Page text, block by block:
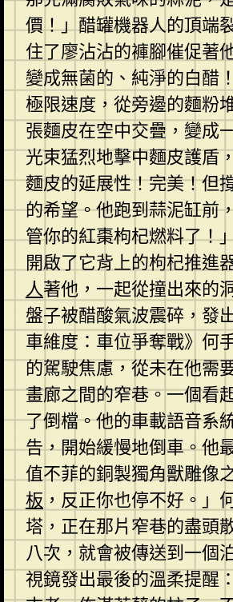
價！」醋罐機器人的頂端
住了廖沾沾的褲腳催促著
變成無菌的、純淨的白醋
極限速度，從旁邊的麵粉
張麵皮在空中交疊，變成
光束猛烈地擊中麵皮護盾
麵皮的延展性！完美！但
的希望。他跑到蒜泥缸前
管你的紅棗枸杞燃料了！
開啟了它背上的枸杞推進
人著他，一起從撞出來的
盤子被醋酸氣波震碎，發
車維度：車位爭奪戰》何
的駕駛焦慮，從未在他需
畫廊之間的窄巷。一個看
了倒檔。他的車載語音系
告，開始緩慢地倒車。他
值不菲的銅製獨角獸雕像
板 ，反正你也停不好。
塔，正在那片窄巷的盡頭
八次，就會被傳送到一個
視鏡發出最後的溫柔提醒